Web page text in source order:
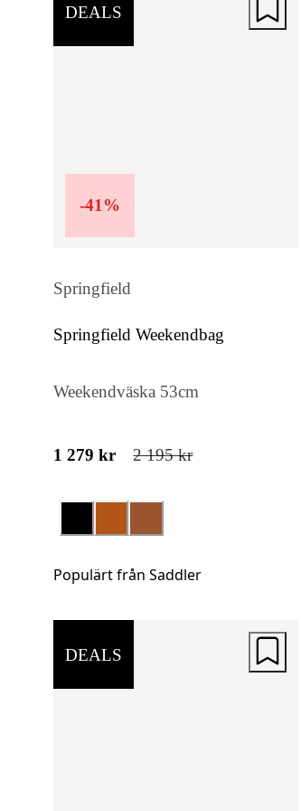
DEALS
-41%
Springfield
Springfield Weekendbag
Weekendväska 53cm
1 279 kr 2 195 kr
Populärt från Saddler
DEALS